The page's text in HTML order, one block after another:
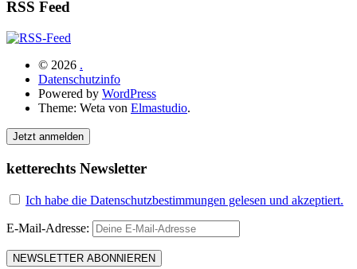
RSS Feed
© 2026 .
Datenschutzinfo
Powered by WordPress
Theme: Weta von Elmastudio.
Jetzt anmelden
ketterechts Newsletter
Ich habe die Datenschutzbestimmungen gelesen und akzeptiert.
E-Mail-Adresse: